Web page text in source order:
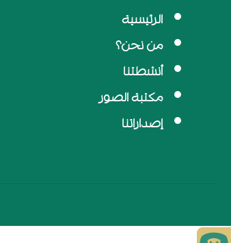
الرئيسية
من نحن؟
أنشطتنا
مكتبة الصور
إصداراتنا